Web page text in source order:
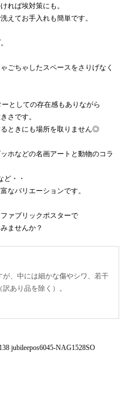
れば埃対策にも。
えてお手入れも簡単です。
ごちゃしたスペースをさりげなく
としての存在感もありながら
さです。
ときにも場所を取りません◎
ホなどの名画アートと動物のコラ
ど・・
なバリエーションです。
ァブリックポスターで
ませんか？
、中には細かな傷やシワ、若干
あり品を除く）。
jubileepos6045-NAG1528SO